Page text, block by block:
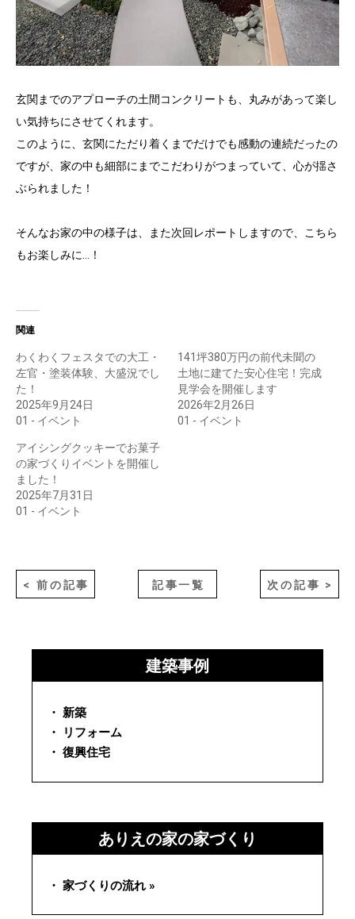
玄関までのアプローチの土間コンクリートも、丸みがあって楽し
い気持ちにさせてくれます。
このように、玄関にただり着くまでだけでも感動の連続だったの
ですが、家の中も細部にまでこだわりがつまっていて、心が揺さ
ぶられました！
そんなお家の中の様子は、また次回レポートしますので、こちら
もお楽しみに…！
関連
わくわくフェスタでの大工・
左官・塗装体験、大盛況でし
た！
2025年9月24日
01 - イベント
141坪380万円の前代未聞の
土地に建てた安心住宅！完成
見学会を開催します
2026年2月26日
01 - イベント
アイシングクッキーでお菓子
の家づくりイベントを開催し
ました！
2025年7月31日
01 - イベント
< 前の記事 記事一覧 次の記事 >
建築事例
・ 新築
・ リフォーム
・ 復興住宅
ありえの家の家づくり
・ 家づくりの流れ »